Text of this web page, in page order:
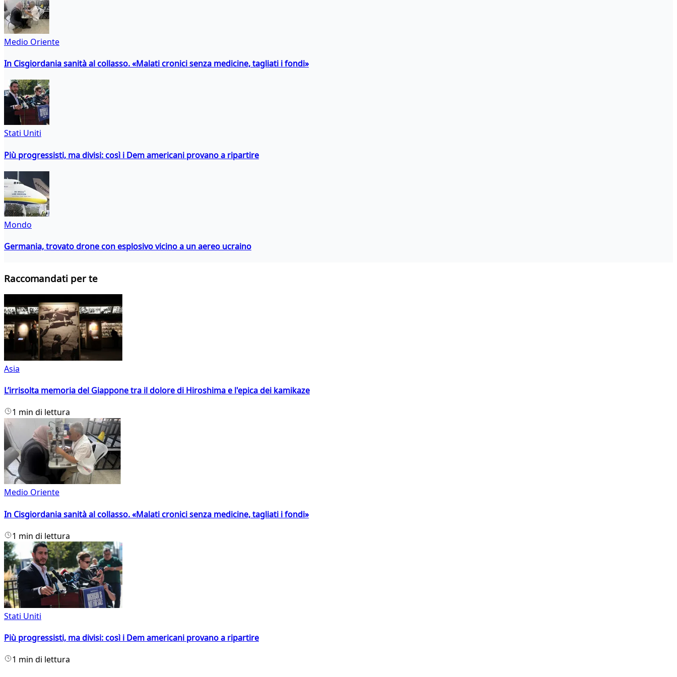
Medio Oriente
In Cisgiordania sanità al collasso. «Malati cronici senza medicine, tagliati i fondi»
Stati Uniti
Più progressisti, ma divisi: così i Dem americani provano a ripartire
Mondo
Germania, trovato drone con esplosivo vicino a un aereo ucraino
Raccomandati per te
Asia
L’irrisolta memoria del Giappone tra il dolore di Hiroshima e l'epica dei kamikaze
1 min di lettura
Medio Oriente
In Cisgiordania sanità al collasso. «Malati cronici senza medicine, tagliati i fondi»
1 min di lettura
Stati Uniti
Più progressisti, ma divisi: così i Dem americani provano a ripartire
1 min di lettura